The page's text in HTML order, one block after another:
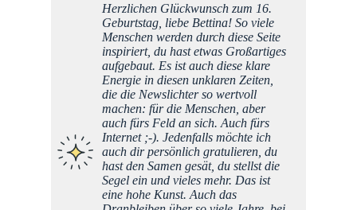
Herzlichen Glückwunsch zum 16.
Geburtstag, liebe Bettina! So viele
Menschen werden durch diese Seite
inspiriert, du hast etwas Großartiges
aufgebaut. Es ist auch diese klare
Energie in diesen unklaren Zeiten,
die die Newslichter so wertvoll
machen: für die Menschen, aber
auch fürs Feld an sich. Auch fürs
Internet ;-). Jedenfalls möchte ich
auch dir persönlich gratulieren, du
hast den Samen gesät, du stellst die
Segel ein und vieles mehr. Das ist
eine hohe Kunst. Auch das